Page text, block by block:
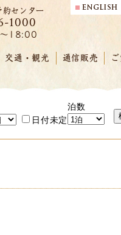
約センター
1000
～18:00
交通・観光 通信販売
日付未定
泊数